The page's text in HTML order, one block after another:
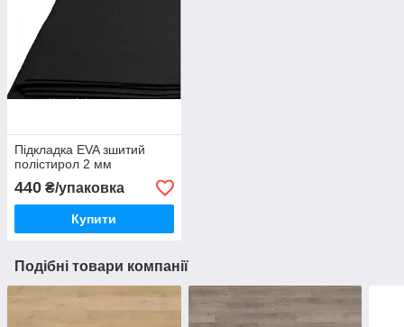
Підкладка EVA зшитий
полістирол 2 мм
440 ₴/упаковка
Купити
Подібні товари компанії